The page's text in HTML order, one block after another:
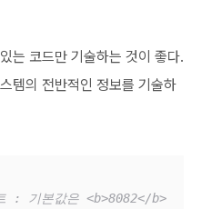
는 코드만 기술하는 것이 좋다.
템의 전반적인 정보를 기술하
: 기본값은 <b>8082</b>